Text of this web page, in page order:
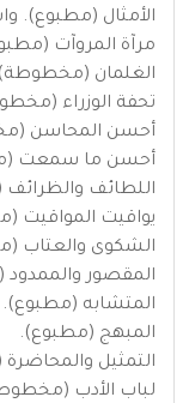
الأمثال (مطبوع).
مرآة المروآت
الغلمان
تحفة الوزراء
أحسن المحاسن
أحسن ما سمعت
اللطائف
يواقيت المواقيت
الشكوى والعتاب
المقصور
المتشابه (مطبوع).
المبهج (مطبوع).
التمثيل
لباب الأدب